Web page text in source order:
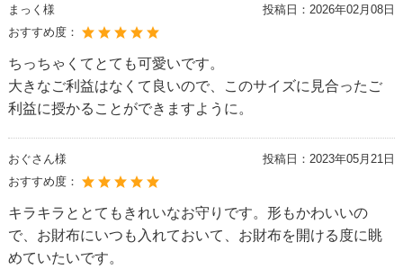
まっく様 投稿日： 2026年02月08日
おすすめ度：
ちっちゃくてとても可愛いです。
大きなご利益はなくて良いので、このサイズに見合ったご
利益に授かることができますように。
おぐさん様 投稿日： 2023年05月21日
おすすめ度：
キラキラととてもきれいなお守りです。形もかわいいの
で、お財布にいつも入れておいて、お財布を開ける度に眺
めていたいです。